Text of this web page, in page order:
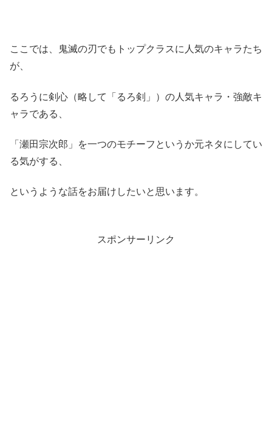
ここでは、鬼滅の刃でもトップクラスに人気のキャラたち
が、
るろうに剣心（略して「るろ剣」）の人気キャラ・強敵キ
ャラである、
「瀬田宗次郎」を一つのモチーフというか元ネタにしてい
る気がする、
というような話をお届けしたいと思います。
スポンサーリンク